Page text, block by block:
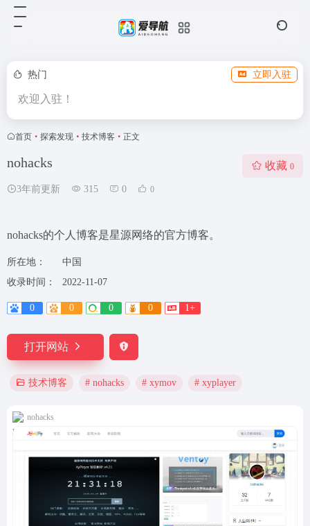
热门 立即入驻
欢迎入驻！
首页 • 探索发现 • 技术博客 • 正文
nohacks
3年前更新 315 0 0
收藏 0
nohacks的个人博客是星源网络的官方博客。
所在地：
中国
收录时间：
2022-11-07
0 0 0 0 1+
打开网站
技术博客 # nohacks # xymov # xyplayer
nohacks